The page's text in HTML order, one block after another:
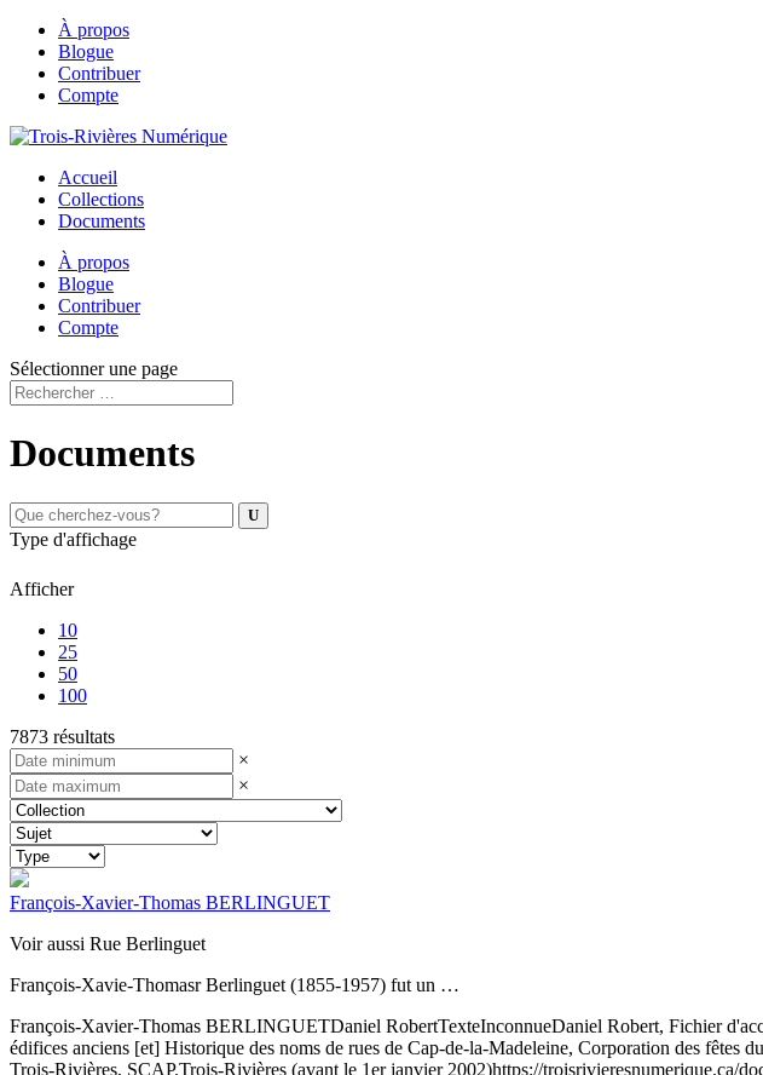
À propos
Blogue
Contribuer
Compte
Accueil
Collections
Documents
À propos
Blogue
Contribuer
Compte
Sélectionner une page
Documents
Type d'affichage
Afficher
10
25
50
100
7873 résultats
×
×
François-Xavier-Thomas BERLINGUET
Voir aussi Rue Berlinguet
François-Xavie-Thomasr Berlinguet (1855-1957) fut un …
François-Xavier-Thomas BERLINGUETDaniel RobertTexteInconnueDaniel Robert, Fichier
édifices anciens [et] Historique des noms de rues de Cap-de-la-Madeleine, Corporation des
Trois-Rivières, SCAP.Trois-Rivières (avant le 1er janvier 2002)https://troisrivieresnumerique.ca/